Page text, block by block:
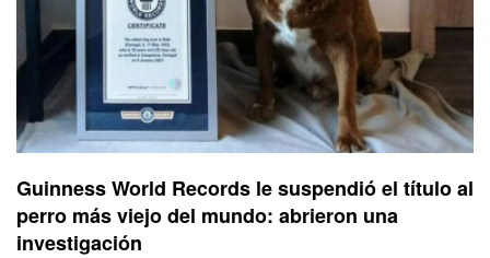
Guinness World Records le suspendió el título al
perro más viejo del mundo: abrieron una
investigación